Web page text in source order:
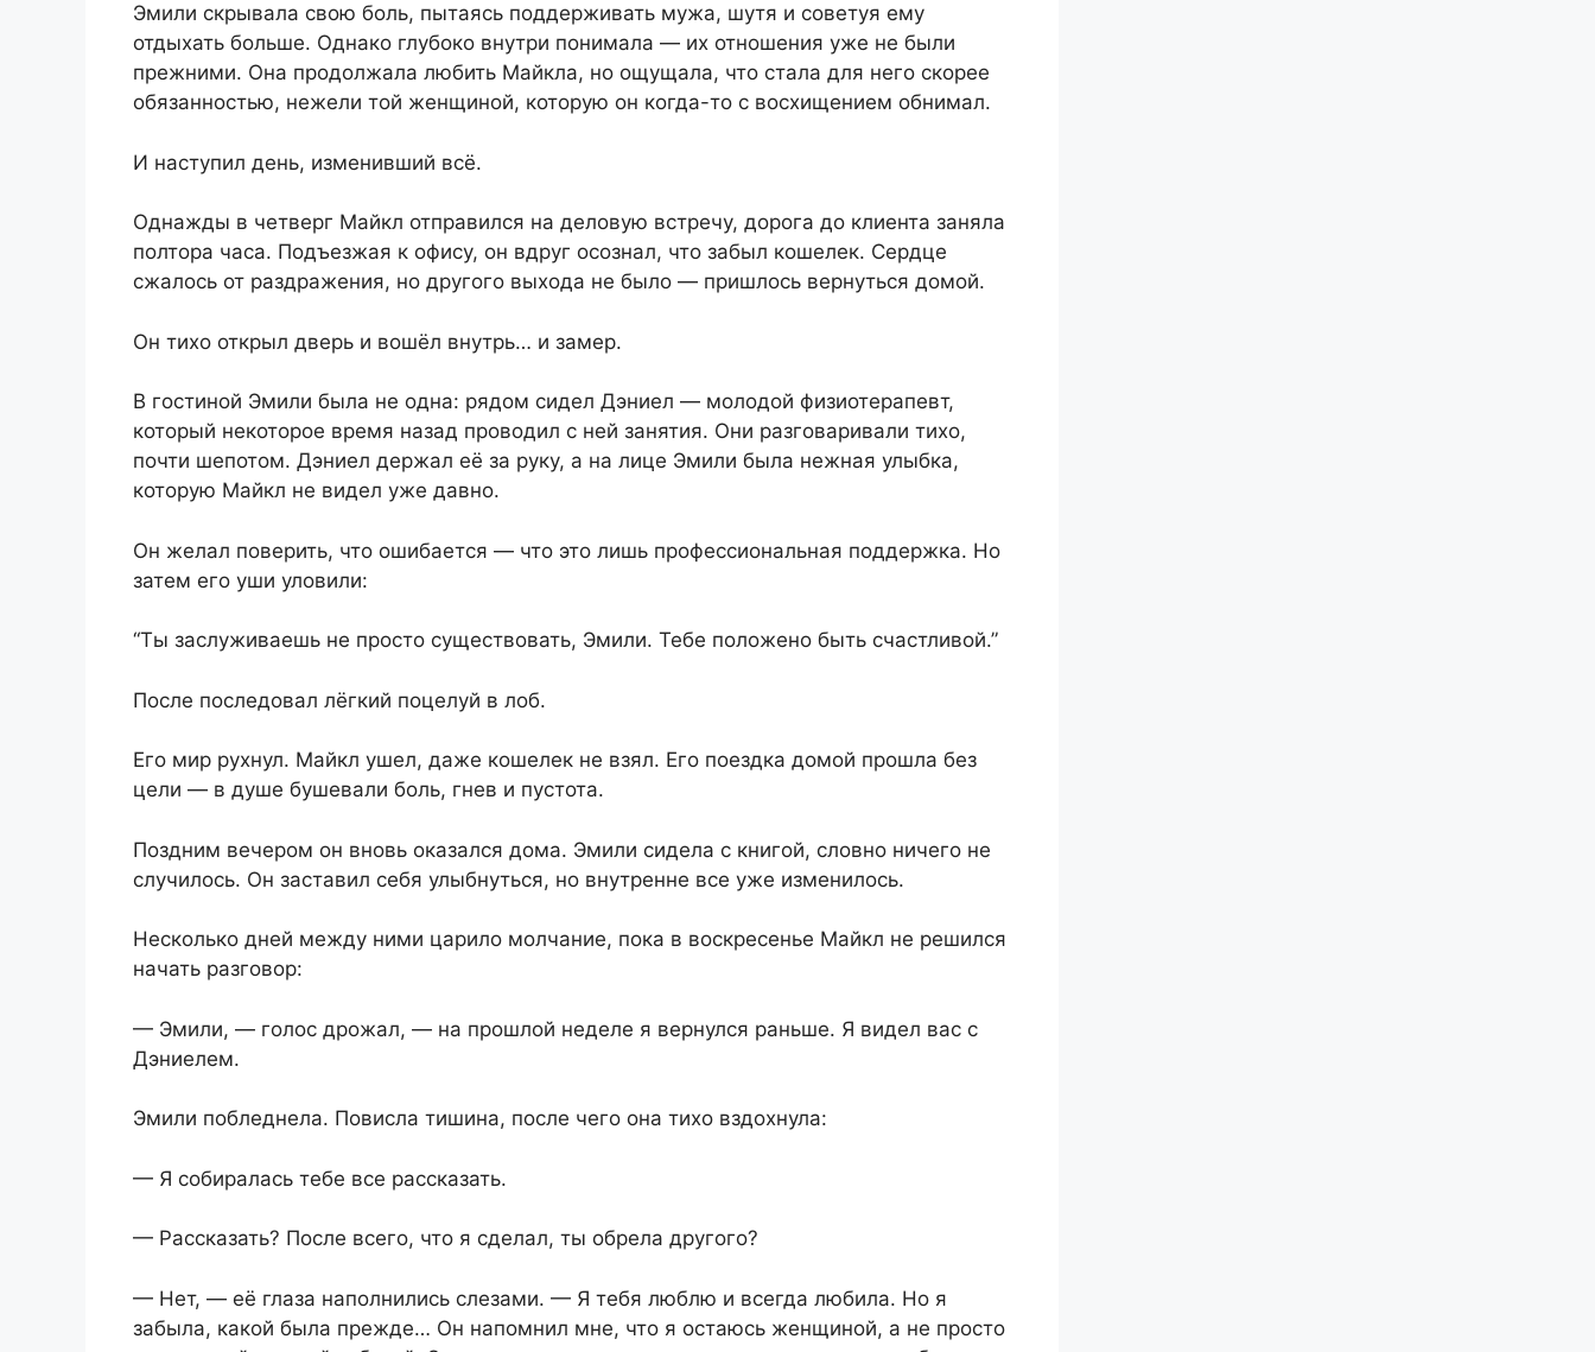
Эмили скрывала свою боль, пытаясь поддерживать мужа, шутя и советуя ему
отдыхать больше. Однако глубоко внутри понимала — их отношения уже не были
прежними. Она продолжала любить Майкла, но ощущала, что стала для него скорее
обязанностью, нежели той женщиной, которую он когда-то с восхищением обнимал.
И наступил день, изменивший всё.
Однажды в четверг Майкл отправился на деловую встречу, дорога до клиента заняла
полтора часа. Подъезжая к офису, он вдруг осознал, что забыл кошелек. Сердце
сжалось от раздражения, но другого выхода не было — пришлось вернуться домой.
Он тихо открыл дверь и вошёл внутрь… и замер.
В гостиной Эмили была не одна: рядом сидел Дэниел — молодой физиотерапевт,
который некоторое время назад проводил с ней занятия. Они разговаривали тихо,
почти шепотом. Дэниел держал её за руку, а на лице Эмили была нежная улыбка,
которую Майкл не видел уже давно.
Он желал поверить, что ошибается — что это лишь профессиональная поддержка. Но
затем его уши уловили:
“Ты заслуживаешь не просто существовать, Эмили. Тебе положено быть счастливой.”
После последовал лёгкий поцелуй в лоб.
Его мир рухнул. Майкл ушел, даже кошелек не взял. Его поездка домой прошла без
цели — в душе бушевали боль, гнев и пустота.
Поздним вечером он вновь оказался дома. Эмили сидела с книгой, словно ничего не
случилось. Он заставил себя улыбнуться, но внутренне все уже изменилось.
Несколько дней между ними царило молчание, пока в воскресенье Майкл не решился
начать разговор:
— Эмили, — голос дрожал, — на прошлой неделе я вернулся раньше. Я видел вас с
Дэниелем.
Эмили побледнела. Повисла тишина, после чего она тихо вздохнула:
— Я собиралась тебе все рассказать.
— Рассказать? После всего, что я сделал, ты обрела другого?
— Нет, — её глаза наполнились слезами. — Я тебя люблю и всегда любила. Но я
забыла, какой была прежде… Он напомнил мне, что я остаюсь женщиной, а не просто